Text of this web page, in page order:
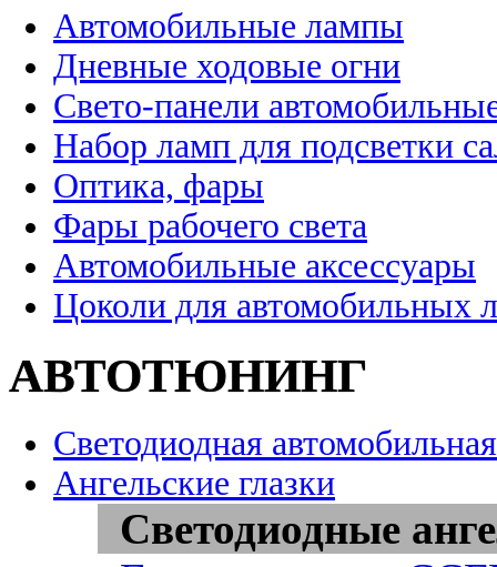
Автомобильные лампы
Дневные ходовые огни
Свето-панели
Набор ламп для подсветки
Оптика, фары
Фары рабочего света
Автомобильные аксессуары
Цоколи для автомобильных
АВТОТЮНИНГ
Светодиодная
Ангельские глазки
Светодиодные